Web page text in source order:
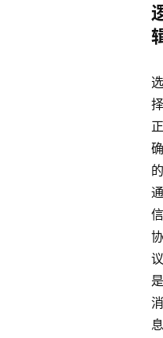
选
择
正
确
的
通
信
协
议
是
消
息